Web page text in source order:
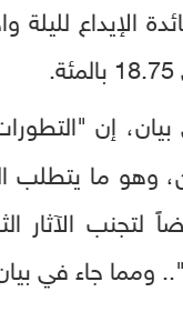
إن
وهو ما
لتجنب الآثار
ومما جاء في